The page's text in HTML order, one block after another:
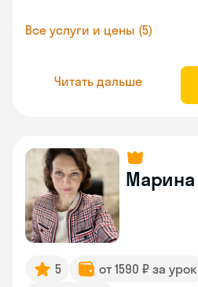
Все услуги и цены (5)
Читать дальше
Марина
5 от 1590 ₽ за урок